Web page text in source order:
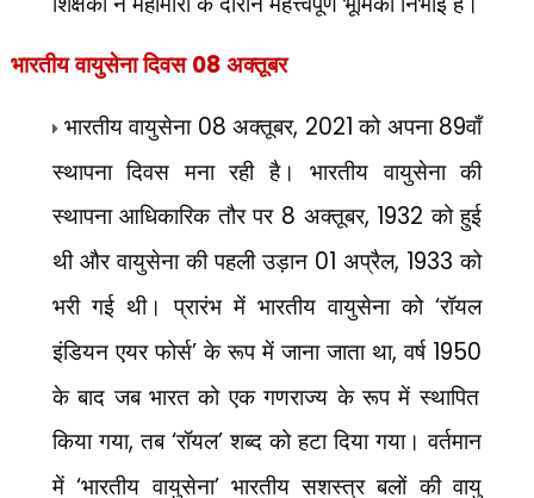
भारतीय वायुसेना दिवस 08अक्तूबर
भारतीय वायुसेना 08 अक्तूबर, 2021 को अपना 89वाँ
स्थापना दिवस मना रही है। भारतीय वायुसेना की
स्थापना आधिकारिक तौर पर 8 अक्तूबर, 1932 को हुई
थी और वायुसेना की पहली उड़ान 01 अप्रैल, 1933 को
भरी गई थी। प्रारंभ में भारतीय वायुसेना को‘रॉयल
इंडियन एयर फोर्स’के रूप में जाना जाता था,वर्ष 1950
के बाद जब भारत को एक गणराज्य के रूप में स्थापित
किया गया,तब ‘रॉयल’शब्द को हटा दिया गया। वर्तमान
में‘भारतीय वायुसेना’ भारतीय सशस्त्र बलों की वायु